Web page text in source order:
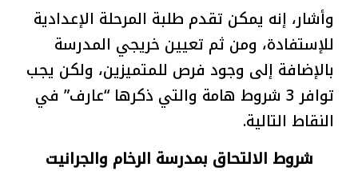
وأشار، إنه يمكن تقدم طلبة المرحلة الإعدادية
للإستفادة، ومن ثم تعيين خريجي المدرسة
بالإضافة إلى وجود فرص للمتميزين، ولكن يجب
توافر 3 شروط هامة والتي ذكرها “عارف” في
النقاط التالية.
شروط الالتحاق بمدرسة الرخام والجرانيت